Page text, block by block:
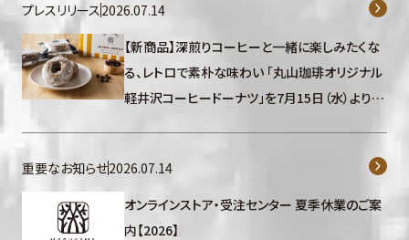
プレスリリース2026.07.14
【新商品】深煎りコーヒーと一緒に楽しみたくな
る、レトロで素朴な味わい 「丸山珈琲オリジナル
軽井沢コーヒードーナツ」を7月15日（水）より発
重要なお知らせ2026.07.14
オンラインストア・受注センター 夏季休業のご案
内【2026】